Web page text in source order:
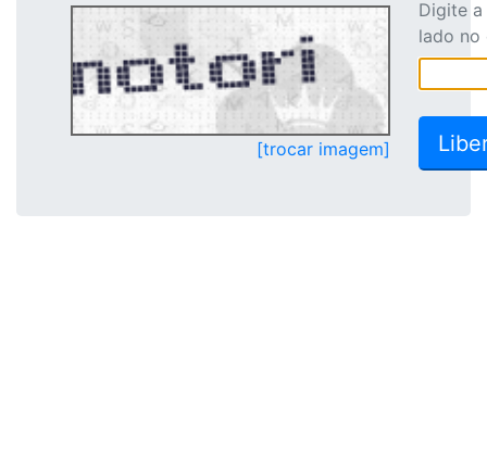
[trocar imagem]
Digite
lado no